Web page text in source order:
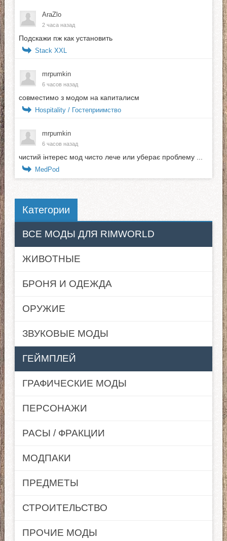
AraZlo
2 часа назад
Подскажи пж как установить
Stack XXL
mrpumkin
6 часов назад
совместимо з модом на капиталисм
Hospitality / Гостеприимство
mrpumkin
6 часов назад
чистий інтерес мод чисто лече или уберає проблему ...
MedPod
Категории
ВСЕ МОДЫ ДЛЯ RIMWORLD
ЖИВОТНЫЕ
БРОНЯ И ОДЕЖДА
ОРУЖИЕ
ЗВУКОВЫЕ МОДЫ
ГЕЙМПЛЕЙ
ГРАФИЧЕСКИЕ МОДЫ
ПЕРСОНАЖИ
РАСЫ / ФРАКЦИИ
МОДПАКИ
ПРЕДМЕТЫ
СТРОИТЕЛЬСТВО
ПРОЧИЕ МОДЫ